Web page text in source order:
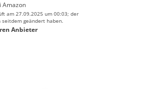
Amazon
am 27.09.2025 um 00:03; der
seitdem geändert haben.
Anbieter